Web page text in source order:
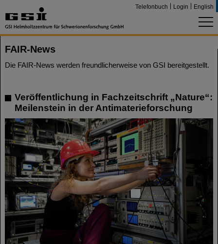
Telefonbuch Login English
FAIR-News
Die FAIR-News werden freundlicherweise von GSI bereitgestellt.
Veröffentlichung in Fachzeitschrift „Nature“:
Meilenstein in der Antimaterieforschung